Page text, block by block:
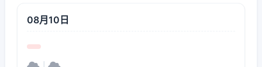
08月10日